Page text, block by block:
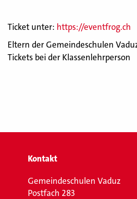
Ticket unter: https://eventfrog.ch
Eltern der Gemeindeschulen
Tickets bei der Klassenlehrperson
Kontakt
Gemeindeschulen Vaduz
Postfach 283